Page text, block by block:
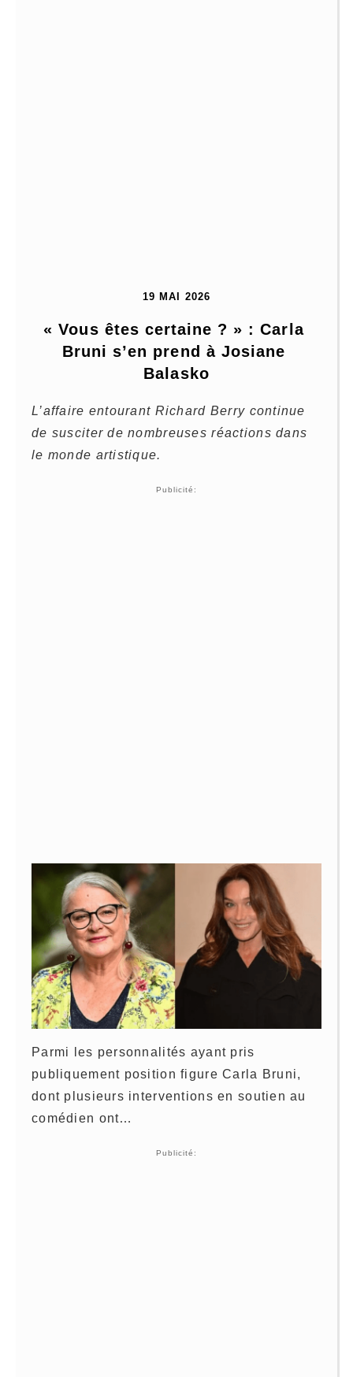
19 MAI 2026
« Vous êtes certaine ? » : Carla
Bruni s’en prend à Josiane
Balasko
L’affaire entourant Richard Berry continue
de susciter de nombreuses réactions dans
le monde artistique.
Publicité:
Parmi les personnalités ayant pris
publiquement position figureCarla Bruni,
dont plusieurs interventions en soutien au
comédien ont…
Publicité: